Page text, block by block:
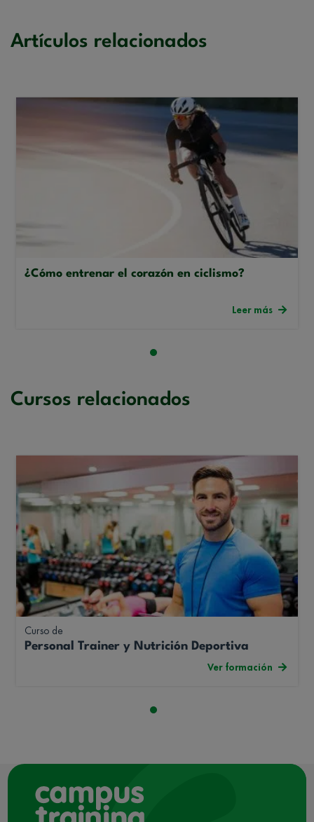
Artículos relacionados
¿Cómo entrenar el corazón en ciclismo?
Leer más
Cursos relacionados
Curso de
Personal Trainer y Nutrición Deportiva
Ver formación